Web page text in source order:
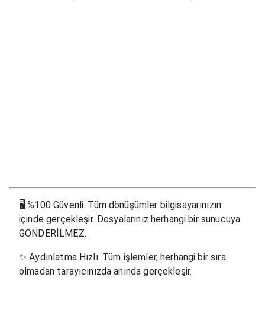
🖥%100 Güvenli. Tüm dönüşümler bilgisayarınızın
içinde gerçekleşir. Dosyalarınız herhangi bir sunucuya
GÖNDERİLMEZ.
✨Aydınlatma Hızlı. Tüm işlemler, herhangi bir sıra
olmadan tarayıcınızda anında gerçekleşir.